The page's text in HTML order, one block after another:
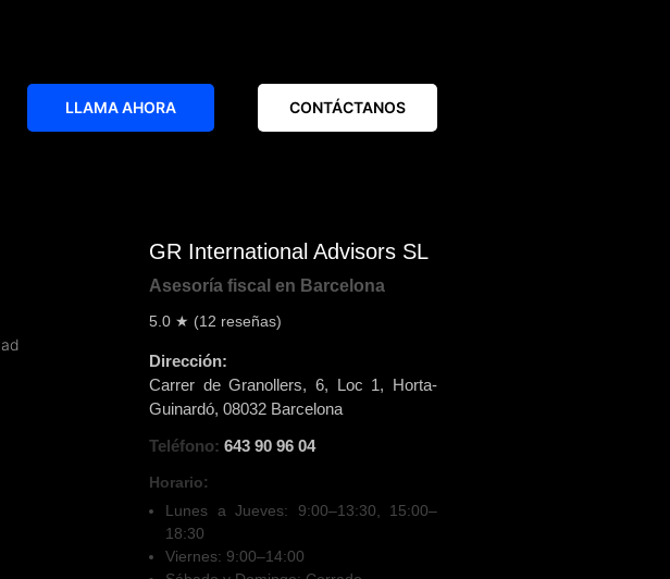
LLAMA AHORA CONTÁCTANOS
GR International Advisors SL
Asesoría fiscal en Barcelona
5.0 ★ (12 reseñas)
Dirección:
Carrer de Granollers, 6, Loc 1, Horta-
Guinardó, 08032 Barcelona
Teléfono: 643 90 96 04
Horario:
Lunes a Jueves: 9:00–13:30, 15:00–
18:30
Viernes: 9:00–14:00